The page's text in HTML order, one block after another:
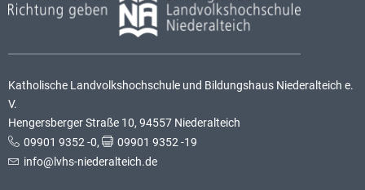
Katholische Landvolkshochschule und Bildungshaus Niederalteich e.
V.
Hengersberger Straße 10, 94557 Niederalteich
09901 9352 -0,
09901 9352 -19
info@lvhs-niederalteich.de